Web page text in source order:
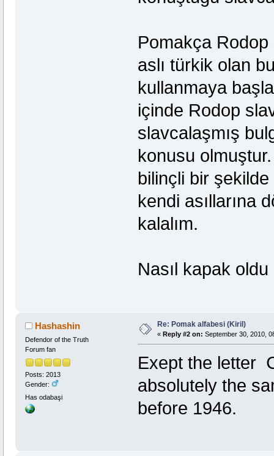
Pomakça Rodop
aslı türkik olan
kullanmaya
içinde Rodop
slavcalaşmış
konusu
bilinçli bir şekilde
kendi asıllarına
kalalım.
Nasıl kapak oldu
Hashashin
Defendor of the Truth
Forum fan
Posts: 2013
Gender:
Has odabaşi
Re: Pomak alfabesi (Kiril)
« Reply #2 on: September 30, 2010,
Exept the letter
absolutely the
before 1946.